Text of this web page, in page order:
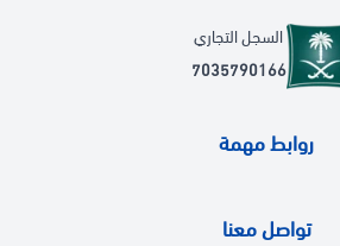
السجل التجاري
7035790166
روابط مهمة
تواصل معنا